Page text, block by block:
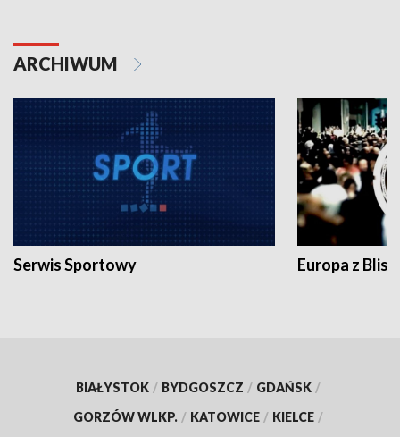
ARCHIWUM
Serwis Sportowy Europa z
BIAŁYSTOK / BYDGOSZCZ / GDAŃSK /
GORZÓW WLKP. / KATOWICE / KIELCE /